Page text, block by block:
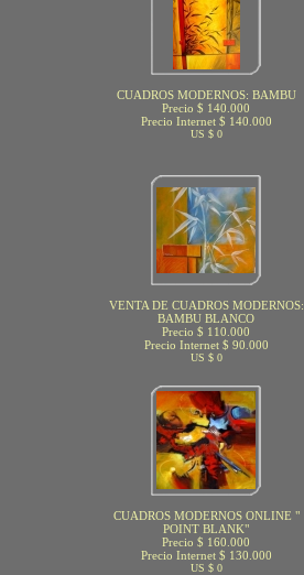
CUADROS MODERNOS: BAMBU
Precio $ 140.000
Precio Internet $ 140.000
US $ 0
VENTA DE CUADROS MODERNOS:
BAMBU BLANCO
Precio $ 110.000
Precio Internet $ 90.000
US $ 0
CUADROS MODERNOS ONLINE "
POINT BLANK"
Precio $ 160.000
Precio Internet $ 130.000
US $ 0